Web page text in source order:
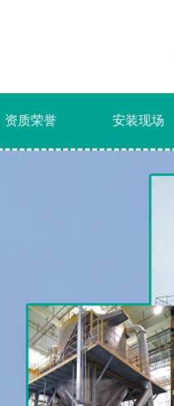
资质荣誉 安装现场